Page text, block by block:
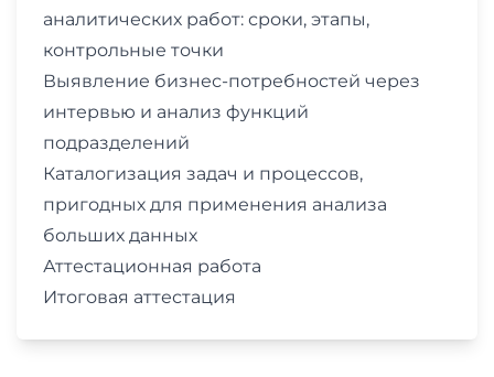
аналитических работ: сроки, этапы,
контрольные точки
Выявление бизнес-потребностей через
интервью и анализ функций
подразделений
Каталогизация задач и процессов,
пригодных для применения анализа
больших данных
Аттестационная работа
Итоговая аттестация